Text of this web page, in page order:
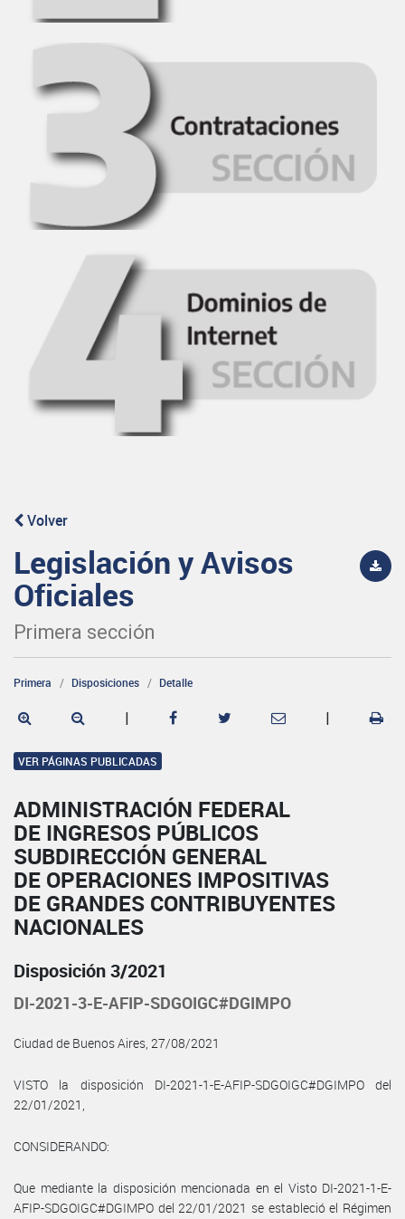
Volver
Legislación y Avisos
Oficiales
Primera sección
Primera Disposiciones Detalle
| |
VER PÁGINAS PUBLICADAS
ADMINISTRACIÓN FEDERAL
DE INGRESOS PÚBLICOS
SUBDIRECCIÓN GENERAL
DE OPERACIONES IMPOSITIVAS
DE GRANDES CONTRIBUYENTES
NACIONALES
Disposición 3/2021
DI-2021-3-E-AFIP-SDGOIGC#DGIMPO
Ciudad de Buenos Aires, 27/08/2021
VISTO la disposición DI-2021-1-E-AFIP-SDGOIGC#DGIMPO del
22/01/2021,
CONSIDERANDO:
Que mediante la disposición mencionada en el Visto DI-2021-1-E-
AFIP-SDGOIGC#DGIMPO del 22/01/2021 se estableció el Régimen